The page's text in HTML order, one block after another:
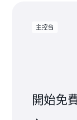
主控台
開始免